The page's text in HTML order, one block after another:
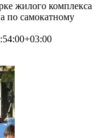
жилого комплекса
по самокатному